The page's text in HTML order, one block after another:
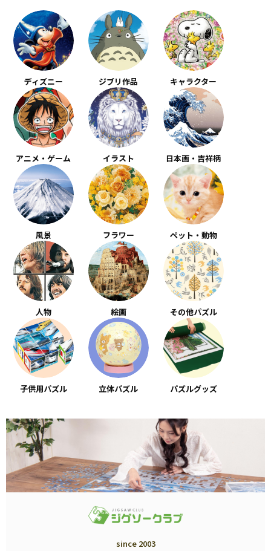
ディズニー ジブリ作品 キャラクター
アニメ・ゲーム イラスト 日本画・吉祥柄
風景 フラワー ペット・動物
人物 絵画 その他パズル
子供用パズル 立体パズル パズルグッズ
since 2003